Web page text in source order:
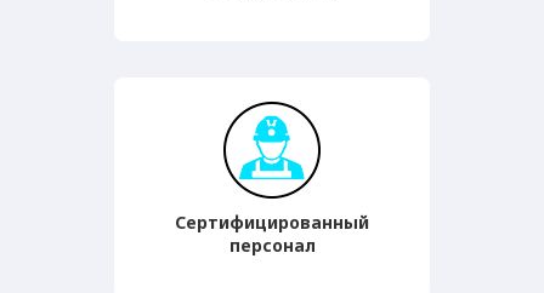
Сертифицированный
персонал